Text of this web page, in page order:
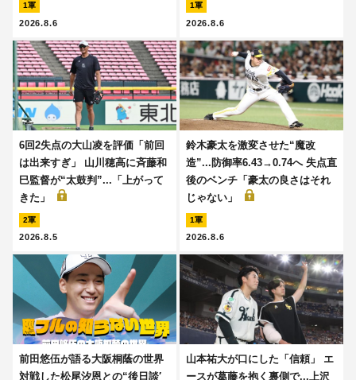
1軍
2026.8.6
1軍
2026.8.6
6回2失点の大山凌を評価「前回
は出来すぎ」 山川穂高に斉藤和
巳監督が“太鼓判”...「上がって
きた」
2軍
2026.8.5
鈴木豪太を激変させた“魔改
造”...防御率6.43→0.74へ 失点直
後のベンチ「豪太の良さはそれ
じゃない」
1軍
2026.8.6
前田悠伍が語る大阪桐蔭の世界
対戦した松尾汐恩との“後日談′
山本祐大が口にした「信頼」 エ
ースが葛藤を抱く裏側で...上沢